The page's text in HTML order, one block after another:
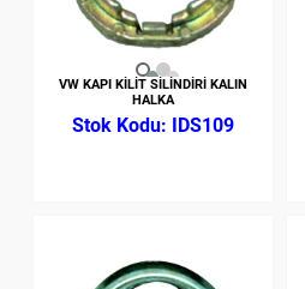
VW KAPI KİLİT SİLİNDİRİ KALIN
HALKA
IDS109